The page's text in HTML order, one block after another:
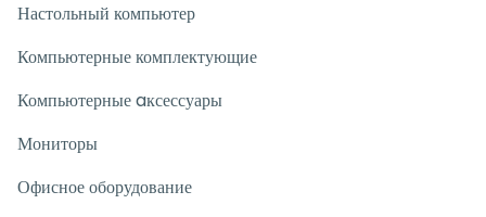
Настольный компьютер
Компьютерные комплектующие
Компьютерные aксессуары
Мониторы
Офисное оборудование